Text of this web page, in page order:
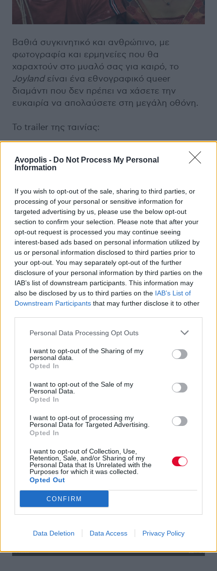
Avopolis - Do Not Process My Personal
Information
If you wish to opt-out of the sale, sharing to third parties, or
processing of your personal or sensitive information for
targeted advertising by us, please use the below opt-out
section to confirm your selection. Please note that after your
opt-out request is processed you may continue seeing
interest-based ads based on personal information utilized by
us or personal information disclosed to third parties prior to
your opt-out. You may separately opt-out of the further
disclosure of your personal information by third parties on the
IAB’s list of downstream participants. This information may
also be disclosed by us to third parties on the IAB’s List of
Downstream Participants that may further disclose it to other
Personal Data Processing Opt Outs
I want to opt-out of the Sharing of my
personal data.
Opted In
I want to opt-out of the Sale of my
Personal Data.
Opted In
I want to opt-out of processing my
Personal Data for Targeted Advertising.
Opted In
I want to opt-out of Collection, Use,
Retention, Sale, and/or Sharing of my
Personal Data that Is Unrelated with the
Purposes for which it was collected.
Opted Out
CONFIRM
Data Deletion Data Access Privacy Policy
Βαθιά συγκινητικό και ανθρώπινο, με
φωτογραφία και ερμηνείες που θα
χαραχτούν στο μυαλό σας για καιρό, το
Joylandείναι ένα εθνογραφικό queer
διαμάντι που δεν πρέπει να χάσετε την
ευκαιρία να απολαύσετε στη μεγάλη οθόνη.
Το trailer της ταινίας: